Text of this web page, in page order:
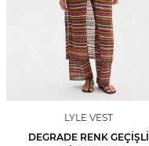
LYLE VEST
DEGRADE RENK GEÇIŞLI